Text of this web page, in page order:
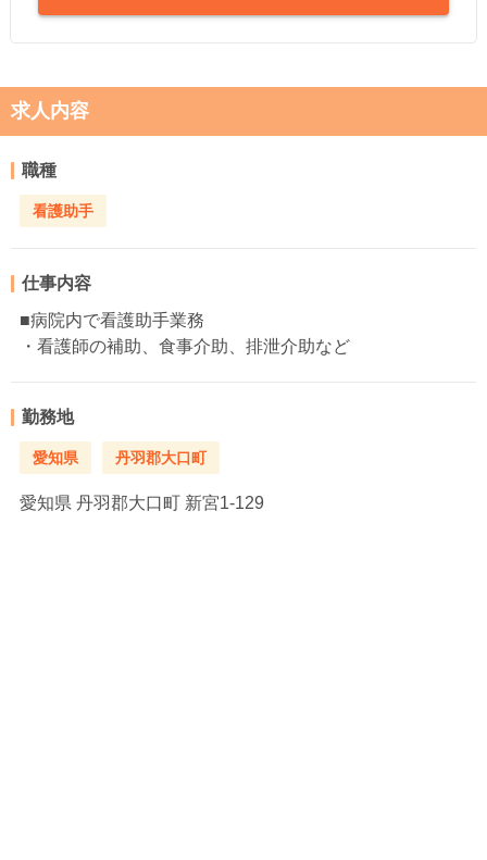
求人内容
職種
看護助手
仕事内容
■病院内で看護助手業務
・看護師の補助、食事介助、排泄介助など
勤務地
愛知県 丹羽郡大口町
愛知県 丹羽郡大口町 新宮1-129